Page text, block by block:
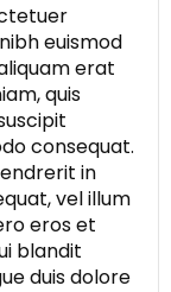
euismod
erat
quis
consequat.
in
vel illum
eros et
blandit
duis dolore